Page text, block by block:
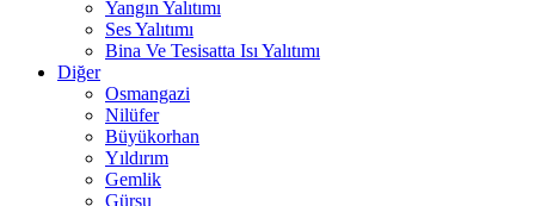
Yangın Yalıtımı
Ses Yalıtımı
Bina Ve Tesisatta Isı Yalıtımı
Diğer
Osmangazi
Nilüfer
Büyükorhan
Yıldırım
Gemlik
Gürsu